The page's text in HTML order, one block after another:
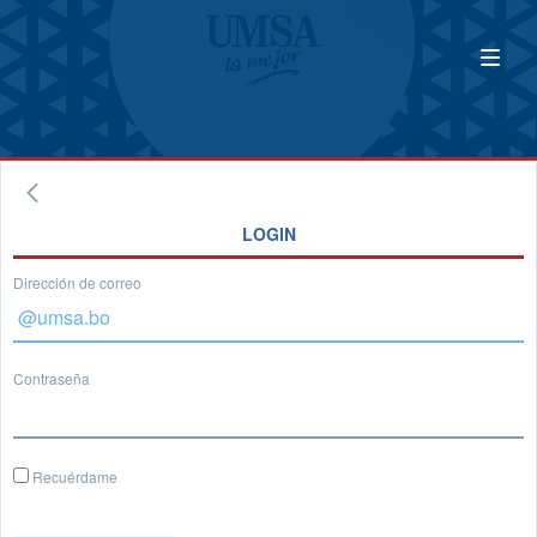
LOGIN
Dirección de correo
Contraseña
Recuérdame